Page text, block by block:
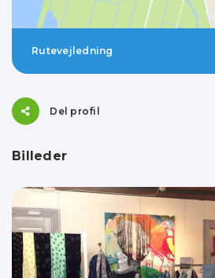
Rutevejledning
Del profil
Billeder